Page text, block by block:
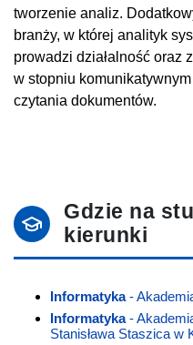
tworzenie analiz.
branży, w której analityk
prowadzi działalność oraz
w stopniu
czytania dokumentów.
Gdzie na
kierunki
Informatyka-
Informatyka-
Stanisława Staszica w